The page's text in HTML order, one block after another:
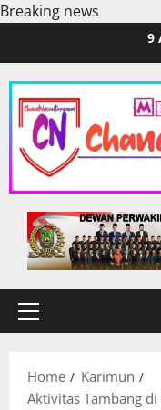
Breaking news
content
9
Primary
Home
Karimun
Aktivitas Tambang